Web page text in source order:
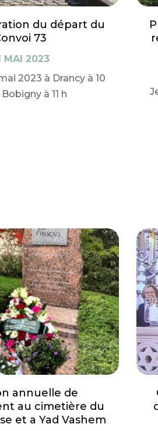
du départ du
73
MAI 2023
2023 à Drancy à 10
à 11 h
annuelle de
au cimetière du
et a Yad Vashem